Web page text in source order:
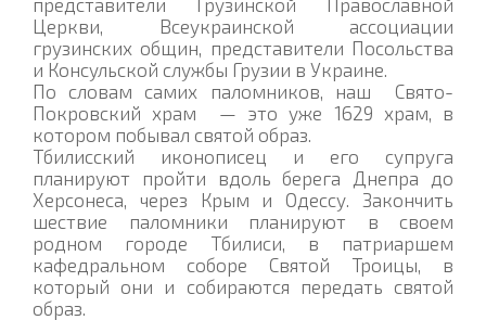
Церкви, Всеукраинской ассоциации
грузинских общин, представители Посольства
и Консульской службы Грузии в Украине.
По словам самих паломников, наш Свято-
Покровский храм — это уже 1629 храм, в
котором побывал святой образ.
Тбилисский иконописец и его супруга
планируют пройти вдоль берега Днепра до
Херсонеса, через Крым и Одессу. Закончить
шествие паломники планируют в своем
родном городе Тбилиси, в патриаршем
кафедральном соборе Святой Троицы, в
который они и собираются передать святой
образ.